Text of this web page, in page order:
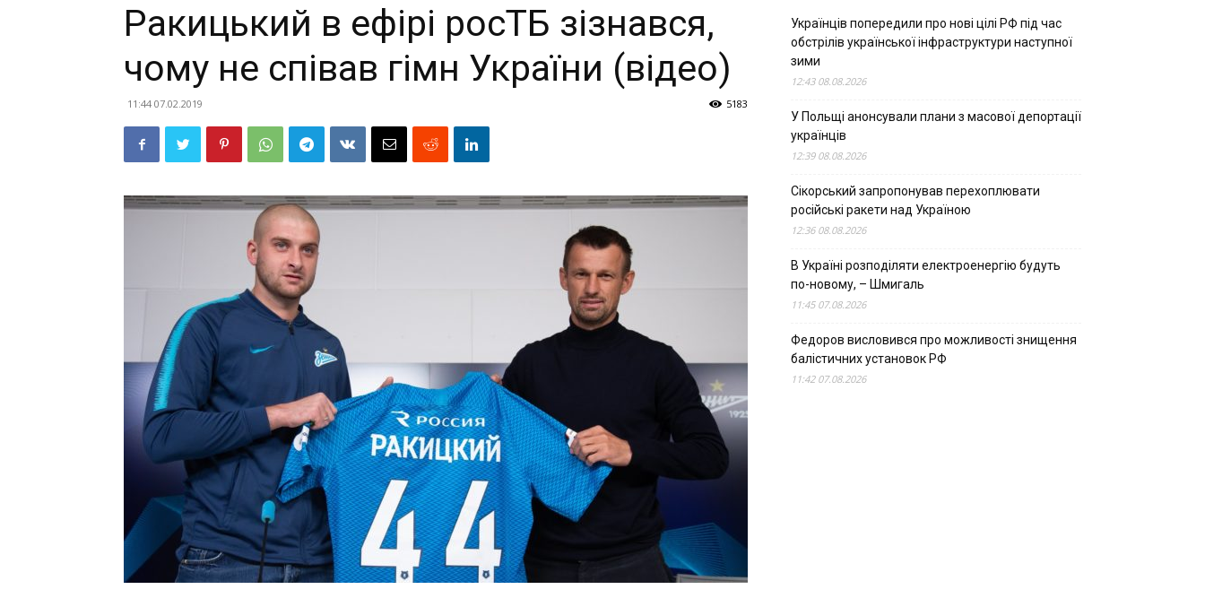
Ракицький в ефірі росТБ зізнався,
чому не співав гімн України (відео)
11:44 07.02.2019 5183
Українців попередили про нові цілі РФ під час
обстрілів української інфраструктури наступної
зими
12:43 08.08.2026
У Польщі анонсували плани з масової депортації
українців
12:39 08.08.2026
Сікорський запропонував перехоплювати
російські ракети над Україною
12:36 08.08.2026
В Україні розподіляти електроенергію будуть
по-новому, – Шмигаль
11:45 07.08.2026
Федоров висловився про можливості знищення
балістичних установок РФ
11:42 07.08.2026